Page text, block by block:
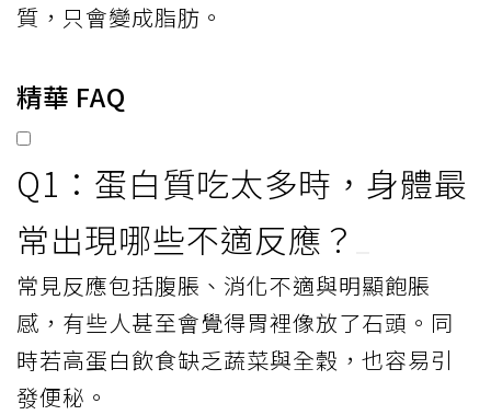
質，只會變成脂肪。
精華 FAQ
Q1：蛋白質吃太多時，身體最
常出現哪些不適反應？
常見反應包括腹脹、消化不適與明顯飽脹
感，有些人甚至會覺得胃裡像放了石頭。同
時若高蛋白飲食缺乏蔬菜與全穀，也容易引
發便秘。